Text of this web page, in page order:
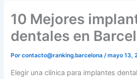
10 Mejores
dentales en
Porcontacto@ranking.barcelona/mayo 13,
Elegir una clínica para implantes